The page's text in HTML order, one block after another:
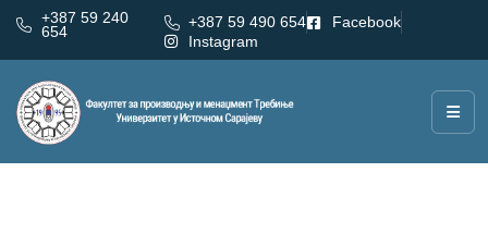
+387 59 240
654
+387 59 490 654
Facebook
Instagram